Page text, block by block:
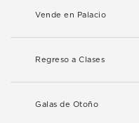
Vende en Palacio
Regreso a Clases
Galas de Otoño